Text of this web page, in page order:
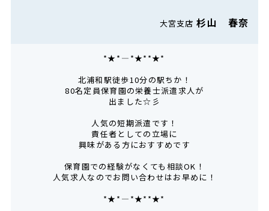
大宮支店杉山 春奈
*★*――――*★**★*―――
北浦和駅徒歩10分の駅ちか！
80名定員保育園の栄養士派遣求人が
出ました☆彡
人気の短期派遣です！
責任者としての立場に
興味がある方におすすめです
保育園での経験がなくても相談OK！
人気求人なのでお問い合わせはお早めに！
*★*――――*★**★*―――